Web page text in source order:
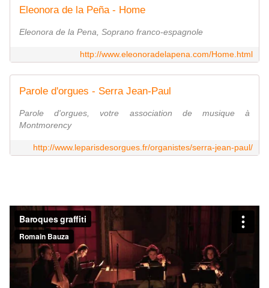
Eleonora de la Peña - Home
Eleonora de la Pena, Soprano franco-espagnole
http://www.eleonoradelapena.com/Home.html
Parole d'orgues - Serra Jean-Paul
Parole d'orgues, votre association de musique à
Montmorency
http://www.leparisdesorgues.fr/organistes/serra-jean-paul/